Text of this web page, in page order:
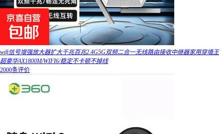
wifi信号增强放大器扩大千兆百兆2.4G5G双频二合一无线路由接收中继器家用穿墙王
超豪华AX1800M/WIFI6/稳定不卡顿不掉线
2000条评价